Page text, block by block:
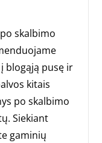
skalbimo
blogąją pusę ir
kitais
po skalbimo
Siekiant
gaminių